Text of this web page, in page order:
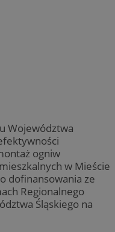
Województwa
ogniw
w Mieście
dofinansowania ze
Regionalnego
Śląskiego na